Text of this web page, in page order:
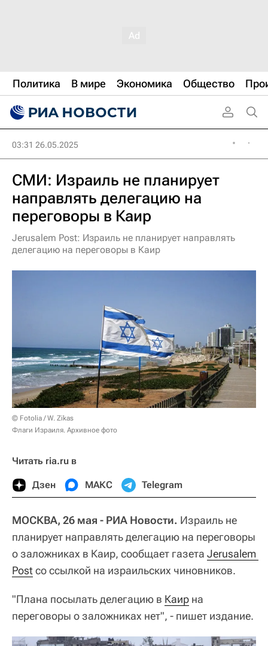
Политика В мире Экономика Общество
03:31 26.05.2025
СМИ: Израиль не планирует
направлять делегацию на
переговоры в Каир
Jerusalem Post: Израиль не планирует направлять
делегацию на переговоры в Каир
© Fotolia / W. Zikas
Флаги Израиля. Архивное фото
Читать ria.ru в
Дзен МАКС Telegram
МОСКВА, 26 мая - РИА Новости. Израиль не
планирует направлять делегацию на переговоры
о заложниках в Каир, сообщает газета Jerusalem
Postсо ссылкой на израильских чиновников.
"Плана посылать делегацию в Каир на
переговоры о заложниках нет", - пишет издание.